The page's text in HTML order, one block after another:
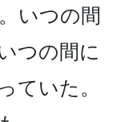
いつの間
つの間に
ていた。